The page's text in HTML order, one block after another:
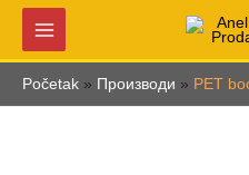
Pređi
Početak
Производи PET